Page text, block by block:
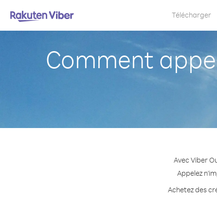
Télécharger
Comment
Avec Viber
Appelez
Achetez des